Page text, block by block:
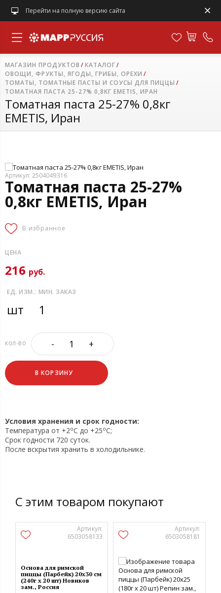
Перейти на полную версию сайта
МАГАЗИН ПРОДУКТОВ
КАТАЛОГ
ОВОЩИ, ФРУКТЫ, ЯГОДЫ, ГРИБЫ, ОРЕХИ
ТОМАТЫ, ТОМАТНЫЕ ПАСТЫ И СОУСЫ ДЛЯ ПИЦЦЫ
ТОМАТНАЯ ПАСТА 25-27% 0,8КГ EMETIS, ИРАН
Томатная паста 25-27% 0,8кг
EMETIS, Иран
Артикул: 2504049316
Томатная паста 25-27%
0,8кг EMETIS, Иран
В избранное
ЦЕНА
216 руб.
ЕД. ИЗМ.:
шт
МИН. ЗАКАЗ
1
КОЛ-ВО - +
В КОРЗИНУ
Условия хранения и срок годности:
Температура от +2oC до +25oC;
Срок годности 720 суток.
После вскрытия хранить в холодильнике.
С этим товаром покупают
Артикул:
6503058133
Основа для римской
пиццы (Парбейк) 20х30 см
(240г х 20 шт) Новиков
зам., Россия
Артикул:
6503058181